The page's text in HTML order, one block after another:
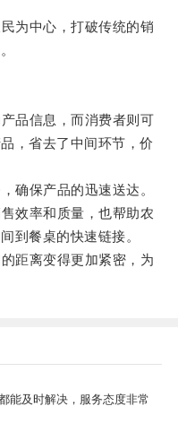
为中心，打破传统的销
品信息，而消费者则可
，省去了中间环节，价
保产品的迅速送达。
效率和质量，也帮助农
到餐桌的快速链接。
距离变得更加紧密，为
能及时解决，服务态度非常